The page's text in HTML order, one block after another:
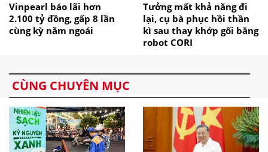
Vinpearl báo lãi hơn
2.100 tỷ đồng, gấp 8 lần
cùng kỳ năm ngoái
Tưởng mất khả năng đi
lại, cụ bà phục hồi thần
kì sau thay khớp gối bằng
robot CORI
CÙNG CHUYÊN MỤC